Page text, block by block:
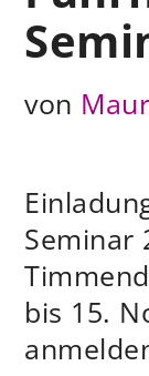
von
Seminar
bis 15.